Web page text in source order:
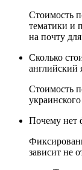
Стоимость
тематики и
на почту
Сколько
английский
Стоимость
Почему нет
зависит не